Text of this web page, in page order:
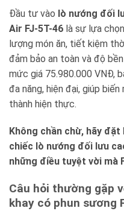
Đầu tư vào lò nướng đối
Air FJ-5T-46 là sự lựa
lượng món ăn, tiết kiệm
đảm bảo an toàn và độ
mức giá 75.980.000 VNĐ,
đa năng, hiện đại, giúp
thành hiện thực.
Không chần chừ, hãy
chiếc lò nướng đối lưu
những điều tuyệt vời mà
Câu hỏi thường gặp
khay có phun sương